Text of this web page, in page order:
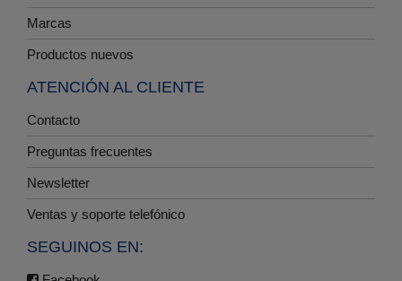
Marcas
Productos nuevos
ATENCIÓN AL CLIENTE
Contacto
Preguntas frecuentes
Newsletter
Ventas y soporte telefónico
SEGUINOS EN: